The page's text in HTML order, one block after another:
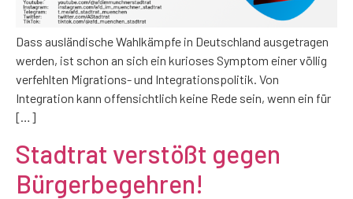
Dass ausländische Wahlkämpfe in Deutschland ausgetragen
werden, ist schon an sich ein kurioses Symptom einer völlig
verfehlten Migrations- und Integrationspolitik. Von
Integration kann offensichtlich keine Rede sein, wenn ein für
[…]
Stadtrat verstößt gegen
Bürgerbegehren!